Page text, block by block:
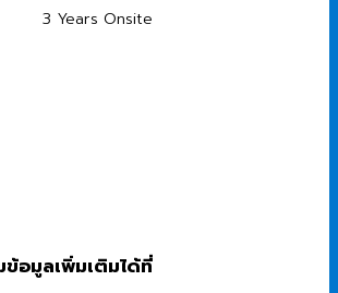
3 Years Onsite
อมูลเพิ่มเติมได้ที่